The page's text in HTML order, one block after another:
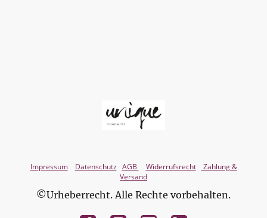
Impressum Datenschutz AGB Widerrufsrecht
Zahlung &
Versand
©Urheberrecht. Alle Rechte vorbehalten.